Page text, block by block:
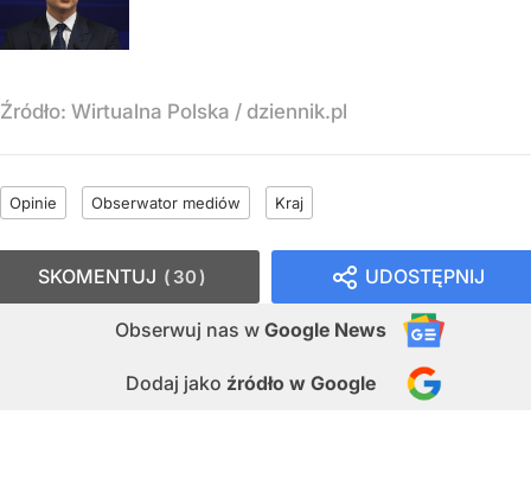
Źródło: Wirtualna Polska / dziennik.pl
Opinie Obserwator mediów Kraj
UDOSTĘPNIJ
Obserwuj nas w Google News
Dodaj jako źródło w Google
SKOMENTUJ 30